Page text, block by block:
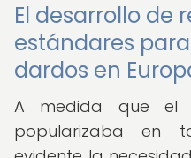
El desarrollo de
estándares
dardos en
A medida que el
popularizaba en